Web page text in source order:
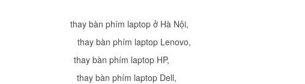
thay bàn phím laptop ở Hà Nội,
thay bàn phím laptop Lenovo,
thay bàn phím laptop HP,
thay bàn phím laptop Dell,